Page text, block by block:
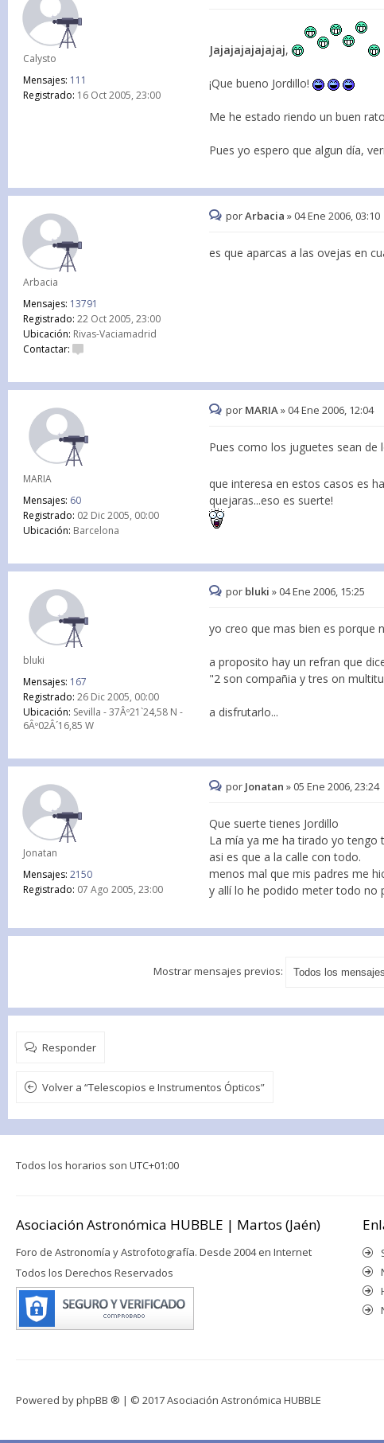
Calysto
Mensajes: 111
Registrado: 16 Oct 2005, 23:00
Jajajajajajajaj,
¡Que bueno Jordillo!
Me he estado riendo un buen
Pues yo espero que algun día,
Arbacia
Mensajes: 13791
Registrado: 22 Oct 2005, 23:00
Ubicación: Rivas-Vaciamadrid
Contactar:
porArbacia »04 Ene 2006, 03:10
es que aparcas a las ovejas en
MARIA
Mensajes: 60
Registrado: 02 Dic 2005, 00:00
Ubicación: Barcelona
por MARIA »04 Ene 2006, 12:04
Pues como los juguetes sean
que interesa en estos casos es
quejaras...eso es suerte!
bluki
Mensajes: 167
Registrado: 26 Dic 2005, 00:00
Ubicación: Sevilla - 37Âº21`24,58 N -
6Âº02Â´16,85 W
por bluki »04 Ene 2006, 15:25
yo creo que mas bien es porque
a proposito hay un refran que
"2 son compañia y tres on
a disfrutarlo...
Jonatan
Mensajes: 2150
Registrado: 07 Ago 2005, 23:00
por Jonatan »05 Ene 2006, 23:24
Que suerte tienes Jordillo
La mía ya me ha tirado yo tengo
asi es que a la calle con todo.
menos mal que mis padres me
y allí lo he podido meter todo no
Mostrar mensajes previos:
Responder
Volver a “Telescopios e Instrumentos Ópticos”
Todos los horarios son UTC+01:00
Asociación Astronómica HUBBLE | Martos (Jaén)
Foro de Astronomía y Astrofotografía. Desde 2004 en Internet
Todos los Derechos Reservados
Powered byphpBB ® | © 2017 Asociación Astronómica HUBBLE